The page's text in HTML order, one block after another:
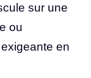
sur une
ou
en